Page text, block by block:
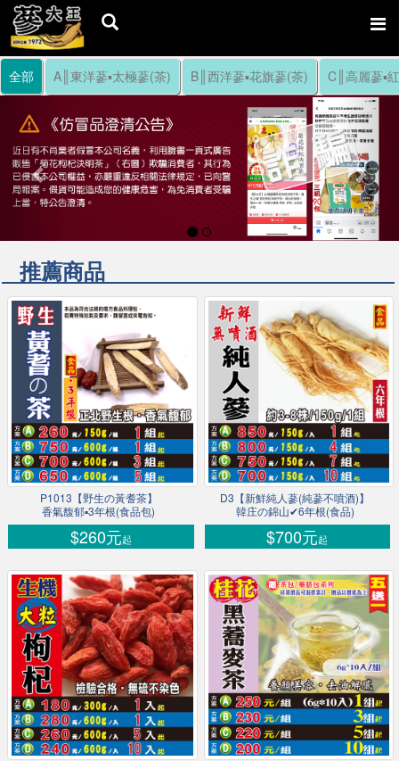
Previous
全部 A║東洋蔘▪太極蔘(茶) B║西洋蔘▪花旗蔘(茶) C║高麗蔘▪
推薦商品
P1013【野生の黃耆茶】
香氣馥郁▪3年根(食品包)
$260元起
D3【新鮮純人蔘(純蔘不噴酒)】
韓庄の錦山✔6年根(食品)
$700元起